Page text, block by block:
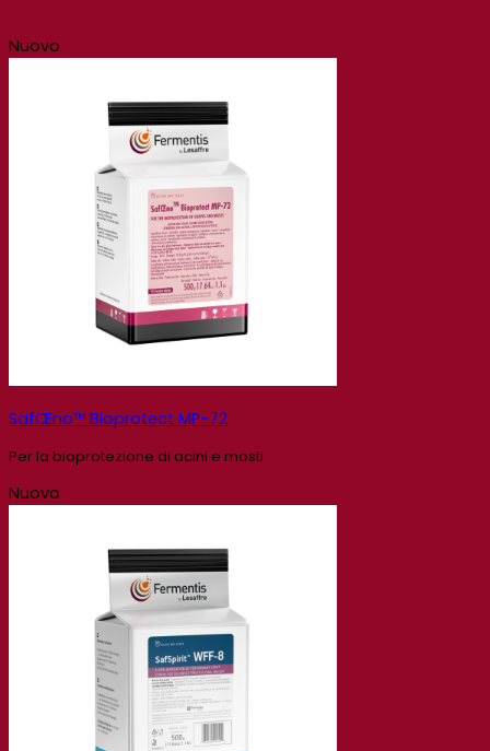
Nuovo
SafŒno™ Bioprotect MP-72
Per la bioprotezione di acini e mosti
Nuovo